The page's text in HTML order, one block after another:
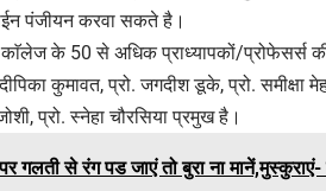
पंजीयन करवा सकते है।
के 50 से अधिक प्राध्यापकों/प्रोफेसर्स की
कुमावत, प्रो. जगदीश डूके, प्रो. समीक्षा
प्रो. स्नेहा चौरसिया प्रमुख है।
गलती से रंग पड जाएं तो बुरा ना